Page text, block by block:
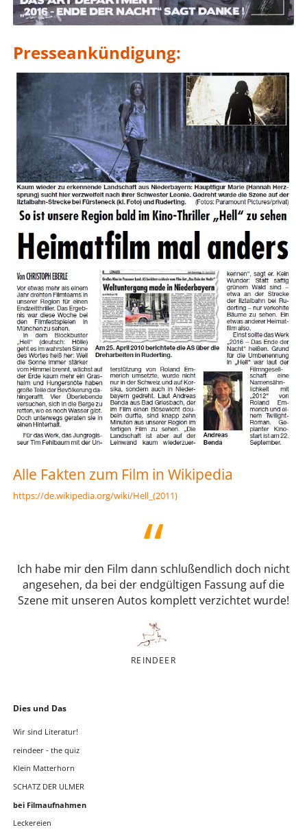
Presseankündigung:
Alle Fakten zum Film in Wikipedia
https://de.wikipedia.org/wiki/Hell_(2011)
Ich habe mir den Film dann schlußendlich doch nicht
angesehen, da bei der endgültigen Fassung auf die
Szene mit unseren Autos komplett verzichtet wurde!
REINDEER
Navigation
Dies und Das
Wir sind Literatur!
reindeer - the quiz
Klein Matterhorn
SCHATZ DER ULMER
bei Filmaufnahmen
Leckereien